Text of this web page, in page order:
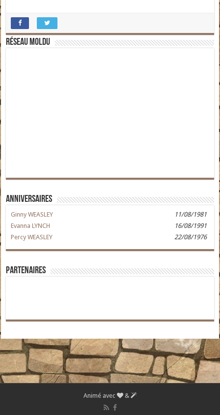
Réseau moldu
Anniversaires
Ginny WEASLEY
11/08/1981
Evanna LYNCH
16/08/1991
Percy WEASLEY
22/08/1976
Partenaires
Animé avec &